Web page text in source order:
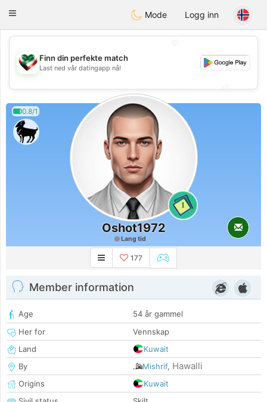
KuwaitChat
Toggle
Mode Logg inn
💖
💕
Finn din perfekte match
Last ned vår datingapp nå!
0.8/1
1
Oshot1972
Lang tid
177
Member information
Age
54 år gammel
Her for
Vennskap
Land
Kuwait
By
Mishrif, Hawalli
Origins
Kuwait